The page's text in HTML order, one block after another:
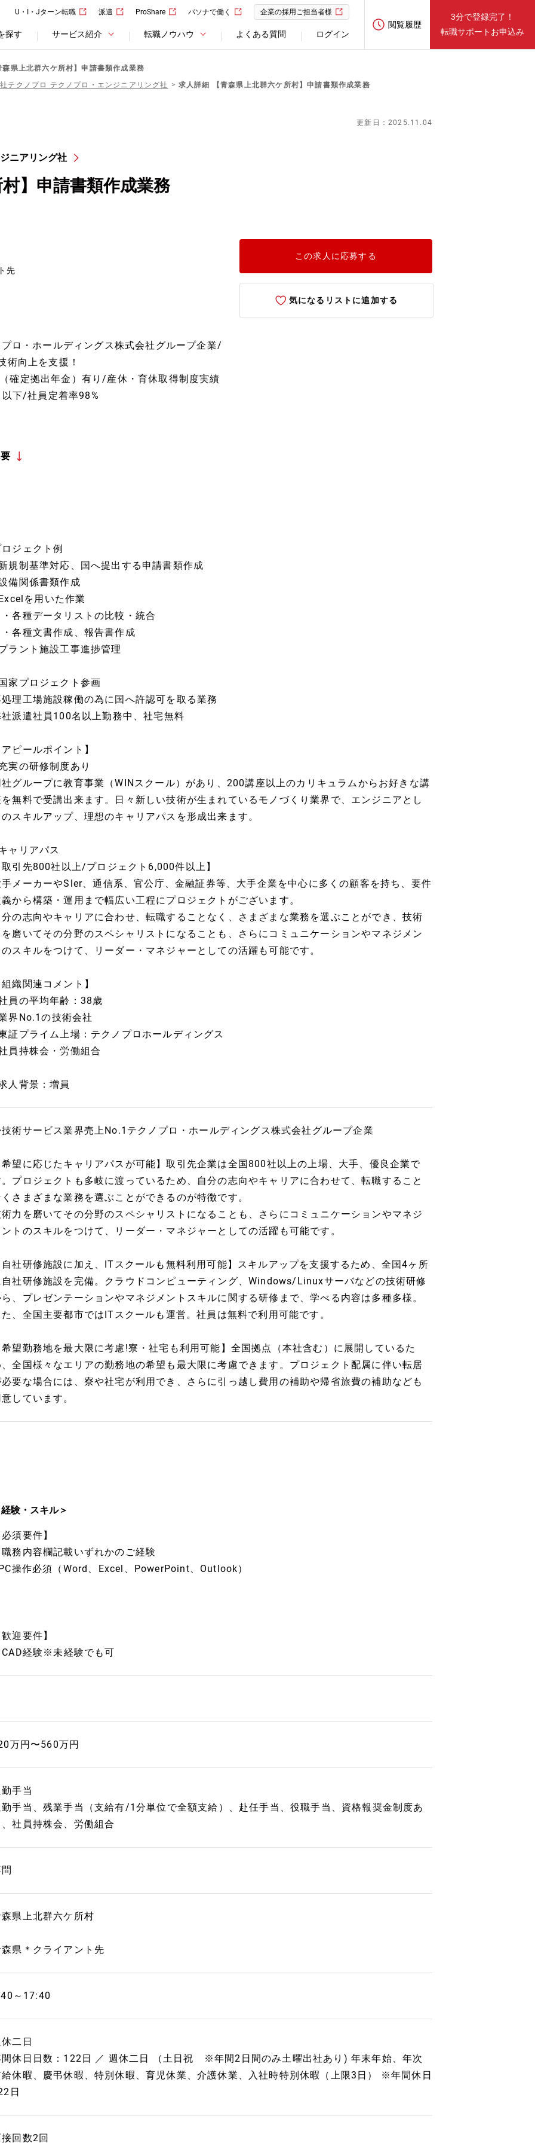
U・I・Jターン転職 派遣 ProShare パソナで働く 企業の採用ご担当者様
探す サービス紹介 転職ノウハウ よくある質問 ログイン
閲覧履歴
3分で登録完了！
転職サポートお申込み
県上北群六ケ所村】申請書類作成業務
テクノプロ テクノプロ・エンジニアリング社
求人詳細 【青森県上北群六ケ所村】申請書類作成業務
更新日：2025.11.04
ニアリング社
】申請書類作成業務
先
ロ・ホールディングス株式会社グループ企業/
術向上を支援！
定拠出年金）有り/産休・育休取得制度実績
下/社員定着率98%
この求人に応募する
気になるリストに追加する
ジェクト例
規制基準対応、国へ提出する申請書類作成
備関係書類作成
を用いた作業
各種データリストの比較・統合
各種文書作成、報告書作成
ラント施設工事進捗管理
家プロジェクト参画
理工場施設稼働の為に国へ許認可を取る業務
社派遣社員100名以上勤務中、社宅無料
ピールポイント】
実の研修制度あり
グループに教育事業（WINスクール）があり、200講座以上のカリキュラムからお好きな講
無料で受講出来ます。日々新しい技術が生まれているモノづくり業界で、エンジニアとし
スキルアップ、理想のキャリアパスを形成出来ます。
ャリアパス
引先800社以上/プロジェクト6,000件以上】
メーカーやSler、通信系、官公庁、金融証券等、大手企業を中心に多くの顧客を持ち、要件
から構築・運用まで幅広い工程にプロジェクトがございます。
の志向やキャリアに合わせ、転職することなく、さまざまな業務を選ぶことができ、技術
磨いてその分野のスペシャリストになることも、さらにコミュニケーションやマネジメン
スキルをつけて、リーダー・マネジャーとしての活躍も可能です。
織関連コメント】
員の平均年齢：38歳
界No.1の技術会社
証プライム上場：テクノプロホールディングス
員持株会・労働組合
人背景：増員
術サービス業界売上No.1テクノプロ・ホールディングス株式会社グループ企業
希望に応じたキャリアパスが可能】取引先企業は全国800社以上の上場、大手、優良企業で
プロジェクトも多岐に渡っているため、自分の志向やキャリアに合わせて、転職すること
さまざまな業務を選ぶことができるのが特徴です。
力を磨いてその分野のスペシャリストになることも、さらにコミュニケーションやマネジ
トのスキルをつけて、リーダー・マネジャーとしての活躍も可能です。
社研修施設に加え、ITスクールも無料利用可能】スキルアップを支援するため、全国4ヶ所
自社研修施設を完備。クラウドコンピューティング、Windows/Linuxサーバなどの技術研修
、プレゼンテーションやマネジメントスキルに関する研修まで、学べる内容は多種多様。
、全国主要都市ではITスクールも運営。社員は無料で利用可能です。
望勤務地を最大限に考慮!寮・社宅も利用可能】全国拠点（本社含む）に展開しているた
全国様々なエリアの勤務地の希望も最大限に考慮できます。プロジェクト配属に伴い転居
要な場合には、寮や社宅が利用でき、さらに引っ越し費用の補助や帰省旅費の補助なども
しています。
験・スキル＞
須要件】
務内容欄記載いずれかのご経験
操作必須（Word、Excel、PowerPoint、Outlook）
迎要件】
経験※未経験でも可
万円〜560万円
手当
勤手当、残業手当（支給有/1分単位で全額支給）、赴任手当、役職手当、資格報奨金制度あ
社員持株会、労働組合
県上北群六ケ所村
県＊クライアント先
～17:40
二日
間休日日数：122日 ／ 週休二日 （土日祝 ※年間2日間のみ土曜出社あり) 年末年始、年次
給休暇、慶弔休暇、特別休暇、育児休業、介護休業、入社時特別休暇（上限3日） ※年間休日
日
回数2回